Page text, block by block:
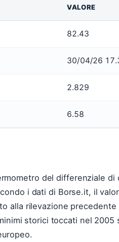
VALORE
82.43
30/04/26
2.829
6.58
del differenziale di
i dati di Borse.it, il
alla rilevazione
storici toccati nel 2005